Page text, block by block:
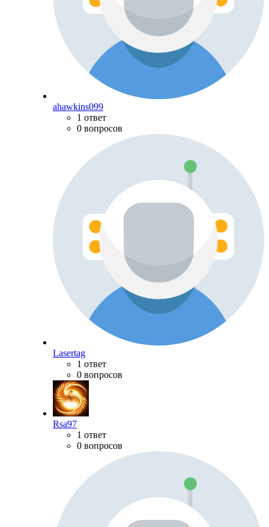
ahawkins099
1 ответ
0 вопросов
Lasertag
1 ответ
0 вопросов
Rsa97
1 ответ
0 вопросов